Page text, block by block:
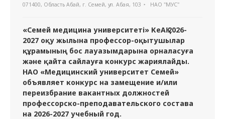
071400, Область Абай, г. Семей, ул. Абая, 103 НАО "МУС"
«Семей медицина университеті» КеАҚ 2026-
2027 оқу жылына профессор-оқытушылар
құрамының бос лауазымдарына орналасуға
және қайта сайлауға конкурс жариялайды.
НАО «Медицинский университет Семей»
объявляет конкурс на замещение и/или
переизбрание вакантных должностей
профессорско-преподавательского состава
на 2026-2027 учебный год.